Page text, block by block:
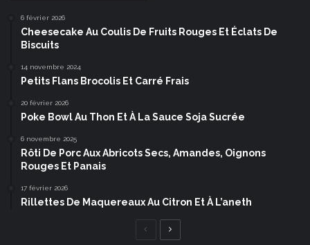
6 février 2026
Cheesecake Au Coulis De Fruits Rouges Et Éclats De
Biscuits
14 novembre 2024
Petits Flans Brocolis Et Carré Frais
20 février 2026
Poke Bowl Au Thon Et À La Sauce Soja Sucrée
6 novembre 2025
Rôti De Porc Aux Abricots Secs, Amandes, Oignons
Rouges Et Panais
17 février 2026
Rillettes De Maquereaux Au Citron Et À L’aneth
Page